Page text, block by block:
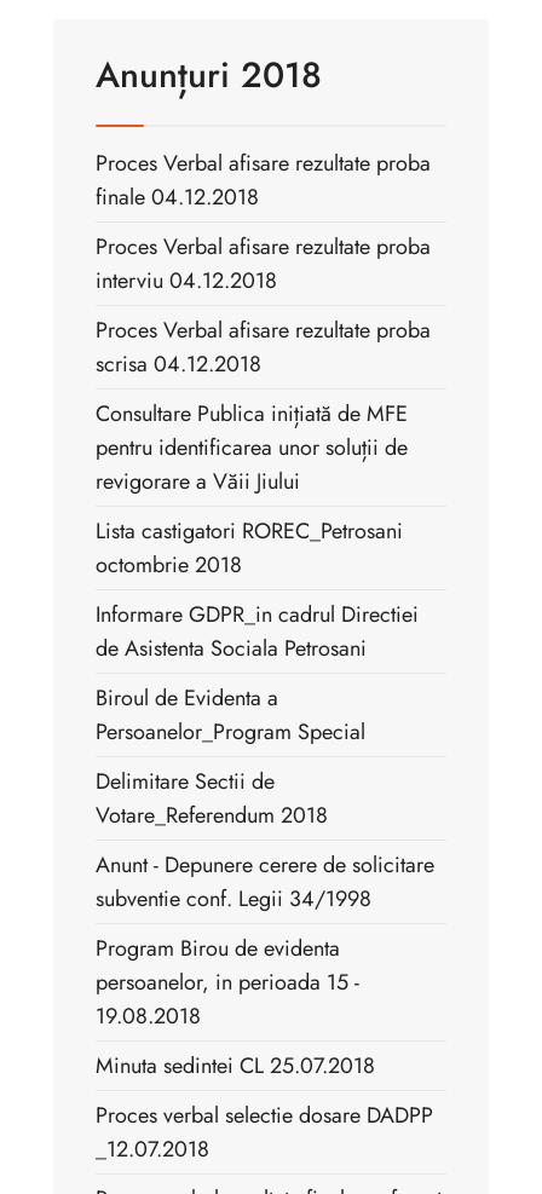
Anunțuri 2018
Proces Verbal afisare rezultate proba
finale 04.12.2018
Proces Verbal afisare rezultate proba
interviu 04.12.2018
Proces Verbal afisare rezultate proba
scrisa 04.12.2018
Consultare Publica inițiată de MFE
pentru identificarea unor soluții de
revigorare a Văii Jiului
Lista castigatori ROREC_Petrosani
octombrie 2018
Informare GDPR_in cadrul Directiei
de Asistenta Sociala Petrosani
Biroul de Evidenta a
Persoanelor_Program Special
Delimitare Sectii de
Votare_Referendum 2018
Anunt - Depunere cerere de solicitare
subventie conf. Legii 34/1998
Program Birou de evidenta
persoanelor, in perioada 15 -
19.08.2018
Minuta sedintei CL 25.07.2018
Proces verbal selectie dosare DADPP
_12.07.2018